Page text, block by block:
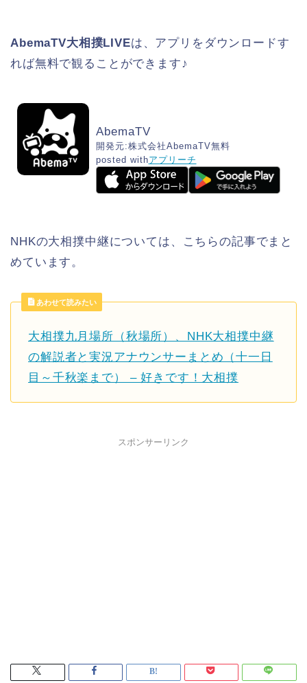
AbemaTV大相撲LIVEは、アプリをダウンロードす
れば無料で観ることができます♪
AbemaTV
開発元:株式会社AbemaTV無料
posted withアプリーチ
NHKの大相撲中継については、こちらの記事でまと
めています。
あわせて読みたい
大相撲九月場所（秋場所）、NHK大相撲中継
の解説者と実況アナウンサーまとめ（十一日
目～千秋楽まで） – 好きです！大相撲
スポンサーリンク